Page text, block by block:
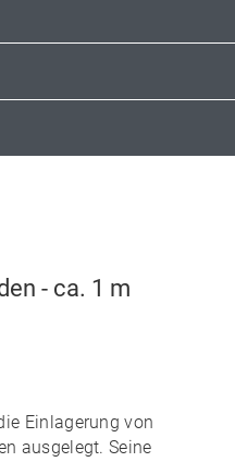
- ca. 1 m
Einlagerung von
ausgelegt. Seine